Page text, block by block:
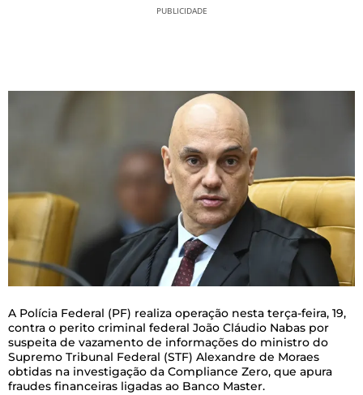
PUBLICIDADE
A Polícia Federal (PF) realiza operação nesta terça-feira, 19,
contra o perito criminal federal João Cláudio Nabas por
suspeita de vazamento de informações do ministro do
Supremo Tribunal Federal (STF) Alexandre de Moraes
obtidas na investigação da Compliance Zero, que apura
fraudes financeiras ligadas ao Banco Master.